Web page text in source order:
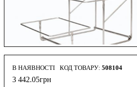
В НАЯВНОСТІ 508104
3 442.05грн